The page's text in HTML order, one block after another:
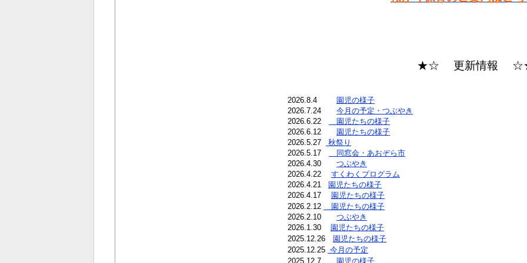
★☆ 更新情報
2026.8.4
園児の様子
2026.7.24 今月の予定・つぶやき
2026.6.22
園児たちの様子
2026.6.12 園児たちの様子
2026.5.27
秋祭り
2026.5.17
同窓会・あおぞら市
2026.4.30 つぶやき
2026.4.22 すくわくプログラム
2026.4.21 園児たちの様子
2026.4.17 園児たちの様子
2026.2.12
園児たちの様子
2026.2.10 つぶやき
2026.1.30 園児たちの様子
2025.12.26 園児たちの様子
2025.12.25 今月の予定
2025.12.7 園児の様子